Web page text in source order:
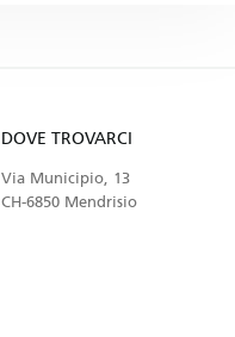
DOVE TROVARCI
Via Municipio, 13
CH-6850 Mendrisio